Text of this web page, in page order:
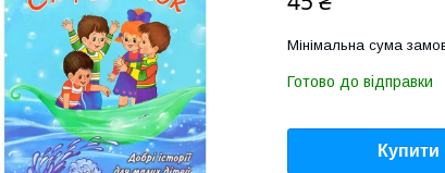
Мінімальна сума
Готово до відправки
Купити